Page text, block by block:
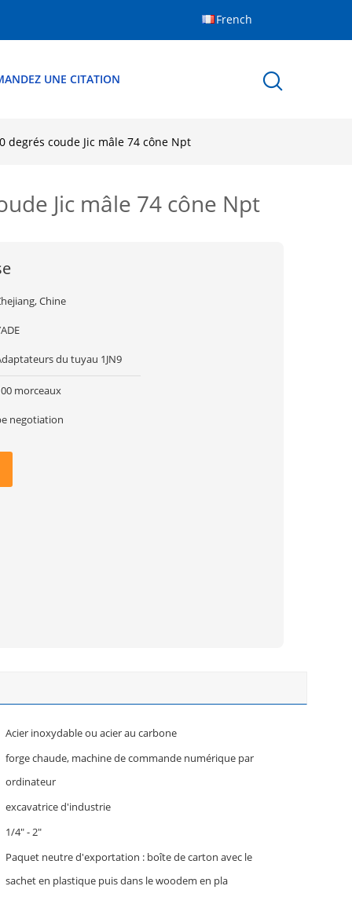
French
UNE CITATION
coude Jic mâle 74 cône Npt
Jic mâle 74 cône Npt
Chine
du tuyau 1JN9
morceaux
negotiation
Acier inoxydable ou acier au carbone
forge chaude, machine de commande numérique par
ordinateur
excavatrice d'industrie
1/4" - 2"
Paquet neutre d'exportation : boîte de carton avec le
sachet en plastique puis dans le woodem en pla